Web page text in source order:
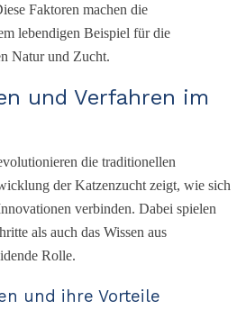
Faktoren machen die
lebendigen Beispiel für die
Natur und Zucht.
und Verfahren im
die traditionellen
der Katzenzucht zeigt, wie sich
verbinden. Dabei spielen
als auch das Wissen aus
Rolle.
und ihre Vorteile